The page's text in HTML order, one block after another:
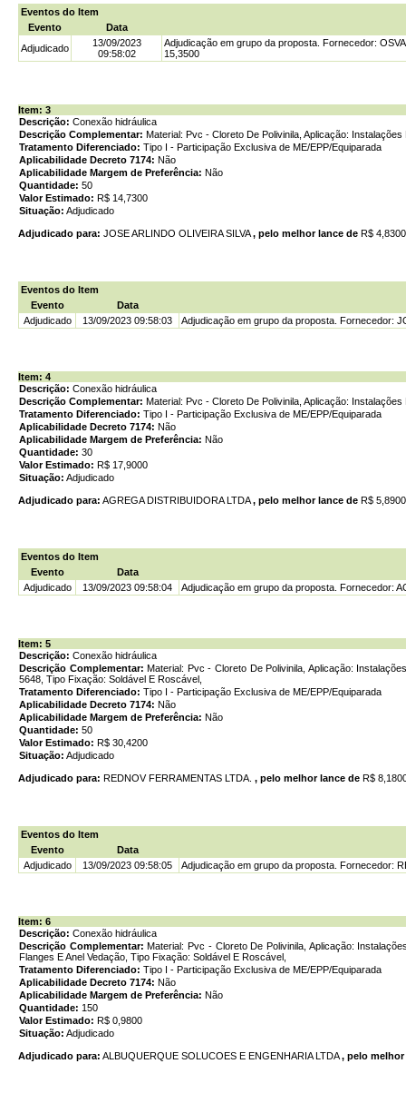
Eventos do Item
Evento
Data
Adjudicado
13/09/2023
09:58:02
Adjudicação em grupo da proposta. Fornecedor:
15,3500
Item: 3
Descrição: Conexão hidráulica
Descrição Complementar: Material: Pvc - Cloreto De Polivinila, Aplicação:
Tratamento Diferenciado: Tipo I - Participação Exclusiva de ME/EPP/Equiparada
Aplicabilidade Decreto 7174: Não
Aplicabilidade Margem de Preferência: Não
Quantidade: 50
Valor Estimado: R$ 14,7300
Situação: Adjudicado
Adjudicado para: JOSE ARLINDO OLIVEIRA SILVA, pelo melhor lance de R$
Eventos do Item
Evento
Data
Adjudicado
13/09/2023 09:58:03 Adjudicação em grupo da proposta. Fornecedor:
Item: 4
Descrição: Conexão hidráulica
Descrição Complementar: Material: Pvc - Cloreto De Polivinila, Aplicação:
Tratamento Diferenciado: Tipo I - Participação Exclusiva de ME/EPP/Equiparada
Aplicabilidade Decreto 7174: Não
Aplicabilidade Margem de Preferência: Não
Quantidade: 30
Valor Estimado: R$ 17,9000
Situação: Adjudicado
Adjudicado para: AGREGA DISTRIBUIDORA LTDA, pelo melhor lance de R$
Eventos do Item
Evento
Data
Adjudicado
13/09/2023 09:58:04 Adjudicação em grupo da proposta. Fornecedor:
Item: 5
Descrição: Conexão hidráulica
Descrição Complementar: Material: Pvc - Cloreto De Polivinila, Aplicação:
5648, Tipo Fixação: Soldável E Roscável,
Tratamento Diferenciado: Tipo I - Participação Exclusiva de ME/EPP/Equiparada
Aplicabilidade Decreto 7174: Não
Aplicabilidade Margem de Preferência: Não
Quantidade: 50
Valor Estimado: R$ 30,4200
Situação: Adjudicado
Adjudicado para: REDNOV FERRAMENTAS LTDA. , pelo melhor lance de R$
Eventos do Item
Evento
Data
Adjudicado
13/09/2023 09:58:05 Adjudicação em grupo da proposta. Fornecedor:
Item: 6
Descrição: Conexão hidráulica
Descrição Complementar: Material: Pvc - Cloreto De Polivinila, Aplicação:
Flanges E Anel Vedação, Tipo Fixação: Soldável E Roscável,
Tratamento Diferenciado: Tipo I - Participação Exclusiva de ME/EPP/Equiparada
Aplicabilidade Decreto 7174: Não
Aplicabilidade Margem de Preferência: Não
Quantidade: 150
Valor Estimado: R$ 0,9800
Situação: Adjudicado
Adjudicado para: ALBUQUERQUE SOLUCOES E ENGENHARIA LTDA, pelo melhor